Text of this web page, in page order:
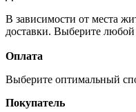
В зависимости от места
доставки. Выберите
Оплата
Выберите оптимальный
Покупатель